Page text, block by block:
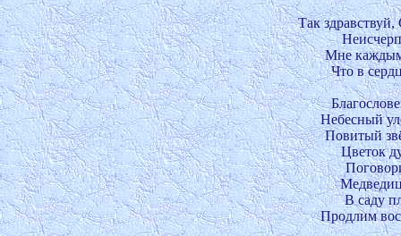
Так
Мне
Что в
Небесный
Повитый
Цветок
В саду
Продлим